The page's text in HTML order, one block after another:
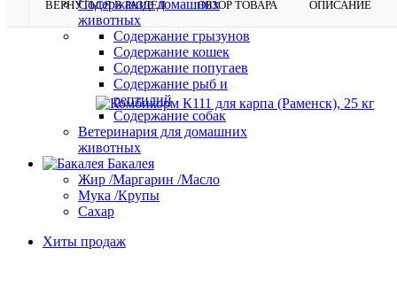
Содержание домашних
животных
Содержание грызунов
Содержание кошек
Содержание попугаев
Содержание рыб и
рептилий
Содержание собак
Ветеринария для домашних
животных
Бакалея
Жир /Маргарин /Масло
Мука /Крупы
Сахар
Хиты продаж
ВЕРНУТЬСЯ В РАЗДЕЛ ОБЗОР ТОВАРА ОПИСАНИЕ